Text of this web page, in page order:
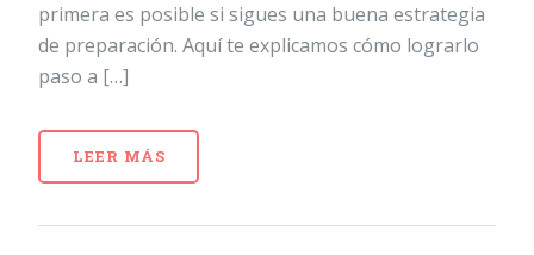
primera es posible si sigues una buena estrategia
de preparación. Aquí te explicamos cómo lograrlo
paso a […]
LEER MÁS